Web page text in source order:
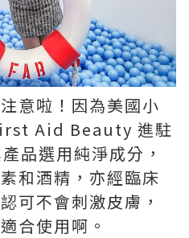
意啦！因為美國小
Aid Beauty 進駐
品選用純淨成分，
和酒精，亦經臨床
可不會刺激皮膚，
合使用啊。